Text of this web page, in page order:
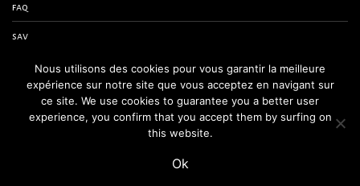
faq
sav
contactez-nous
conditions générales de vente
mentions légales
Nous utilisons des cookies pour vous garantir la meilleure
expérience sur notre site que vous acceptez en navigant sur
ce site. We use cookies to guarantee you a better user
experience, you confirm that you accept them by surfing on
this website.
Ok